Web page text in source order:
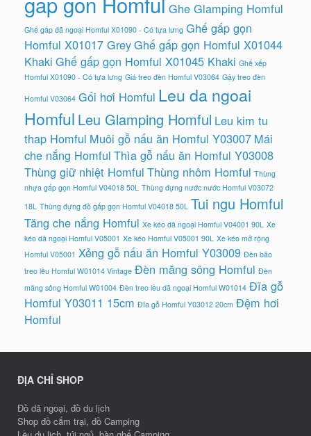
Ghe Glamping Homful
Ghế gấp dã ngoại Homful X01090 - Có tựa lưng Ghế gấp gọn
Homful X01017 GreyGhế gấp gọn Homful X01044
Khaki Ghế gấp gọn Homful X01045 Khaki Ghế xếp
Homful X01090 - Có tựa lưng Giá treo đèn Homful V03064 Gậy treo đèn
Homful V03064 Gối hơi Homful Leu da ngoai
Homful Leu Glamping Homful Leu kim tu
thap Homful Muôi gỗ nấu ăn Homful Y03007 Mái
che nắng Homful Thìa gỗ nấu ăn Homful Y03008
Thùng giữ nhiệt Homful Thùng nhôm Homful Thùng
nhựa gấp gọn Homful V04018 50L Thùng đựng nước nước Homful V03072
18L Thùng đựng đồ gấp gọn Homful V04018 50L Tui ngu Homful
Tăng che nắng Homful Xe kéo dã ngoại Homful V04001 90L Xe
kéo dã ngoại Homful V05001 Xe kéo Homful V05001 90L Xe kéo mở rộng
Homful V05001 Xẻng gỗ nấu ăn Homful Y03009 Đèn bão
treo lều Homful W01014 Vintage Đèn măng sông Homful Đèn
măng sông Homful W01004 Đèn treo lều dã ngoại Homful W01014 Đĩa gỗ
Homful Y03011 15cm Đĩa gỗ Homful Y03012 20cm Đệm hơi
Homful
ĐỊA CHỈ SHOP
Đồ dã ngoại, đồ du lịch
Shop đồ cắm trại, đồ Camping